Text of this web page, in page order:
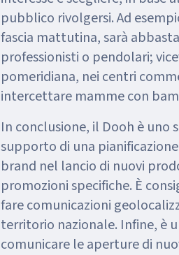
pubblico rivolgersi. Ad
fascia mattutina, sarà
professionisti o pendolari;
pomeridiana, nei centri
intercettare mamme con
In conclusione, il Dooh è uno
supporto di una
brand nel lancio di nuovi
promozioni specifiche. È
fare comunicazioni
territorio nazionale. Infine, è
comunicare le aperture di